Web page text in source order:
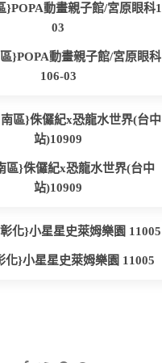
}POPA動畫親子館/宮原眼科
106-03
區}侏儸紀x恐龍水世界(台中
站)10909
化}小星星史萊姆樂園 11005